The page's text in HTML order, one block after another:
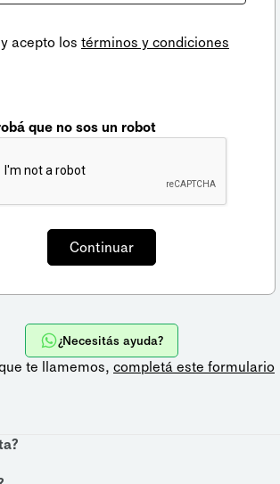
acepto los términos y condiciones
que no sos un robot
¿Necesitás ayuda?
te llamemos, completá este formulario